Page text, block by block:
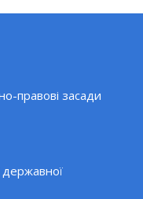
правові засади
державної